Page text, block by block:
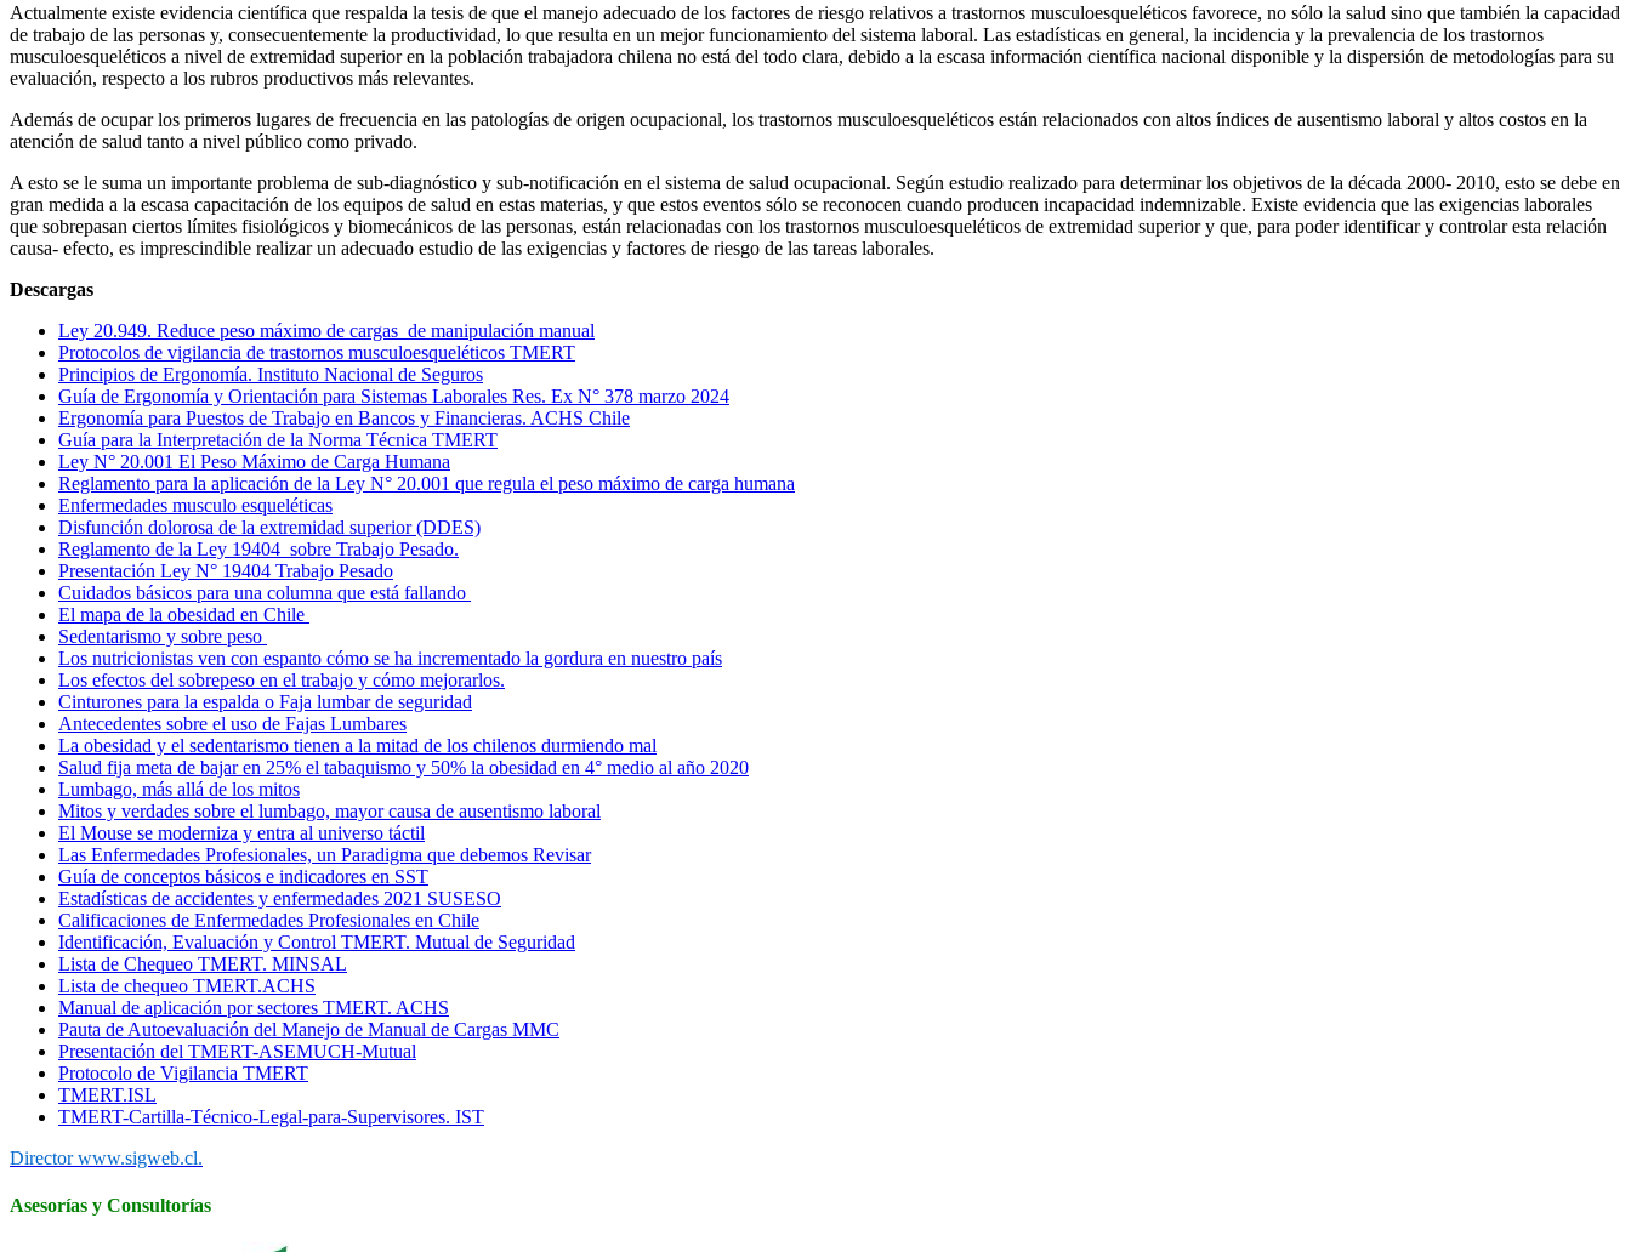
Actualmente existe evidencia científica que respalda la tesis de que el manejo adecuado de los factores de riesgo relativos a trastornos musculoesqueléticos favorece, no sólo la salud sino que también la capacidad
de trabajo de las personas y, consecuentemente la productividad, lo que resulta en un mejor funcionamiento del sistema laboral. Las estadísticas en general, la incidencia y la prevalencia de los trastornos
musculoesqueléticos a nivel de extremidad superior en la población trabajadora chilena no está del todo clara, debido a la escasa información científica nacional disponible y la dispersión de metodologías para su
evaluación, respecto a los rubros productivos más relevantes.
Además de ocupar los primeros lugares de frecuencia en las patologías de origen ocupacional, los trastornos musculoesqueléticos están relacionados con altos índices de ausentismo laboral y altos costos en la
atención de salud tanto a nivel público como privado.
A esto se le suma un importante problema de sub-diagnóstico y sub-notificación en el sistema de salud ocupacional. Según estudio realizado para determinar los objetivos de la década 2000- 2010, esto se debe en
gran medida a la escasa capacitación de los equipos de salud en estas materias, y que estos eventos sólo se reconocen cuando producen incapacidad indemnizable. Existe evidencia que las exigencias laborales
que sobrepasan ciertos límites fisiológicos y biomecánicos de las personas, están relacionadas con los trastornos musculoesqueléticos de extremidad superior y que, para poder identificar y controlar esta relación
causa- efecto, es imprescindible realizar un adecuado estudio de las exigencias y factores de riesgo de las tareas laborales.
Descargas
Ley 20.949. Reduce peso máximo de cargas de manipulación manual
Protocolos de vigilancia de trastornos musculoesqueléticos TMERT
Principios de Ergonomía. Instituto Nacional de Seguros
Guía de Ergonomía y Orientación para Sistemas Laborales Res. Ex N° 378 marzo 2024
Ergonomía para Puestos de Trabajo en Bancos y Financieras. ACHS Chile
Guía para la Interpretación de la Norma Técnica TMERT
Ley N° 20.001 El Peso Máximo de Carga Humana
Reglamento para la aplicación de la Ley N° 20.001 que regula el peso máximo de carga humana
Enfermedades musculo esqueléticas
Disfunción dolorosa de la extremidad superior (DDES)
Reglamento de la Ley 19404 sobre Trabajo Pesado.
Presentación Ley N° 19404 Trabajo Pesado
Cuidados básicos para una columna que está fallando
El mapa de la obesidad en Chile
Sedentarismo y sobre peso
Los nutricionistas ven con espanto cómo se ha incrementado la gordura en nuestro país
Los efectos del sobrepeso en el trabajo y cómo mejorarlos.
Cinturones para la espalda o Faja lumbar de seguridad
Antecedentes sobre el uso de Fajas Lumbares
La obesidad y el sedentarismo tienen a la mitad de los chilenos durmiendo mal
Salud fija meta de bajar en 25% el tabaquismo y 50% la obesidad en 4° medio al año 2020
Lumbago, más allá de los mitos
Mitos y verdades sobre el lumbago, mayor causa de ausentismo laboral
El Mouse se moderniza y entra al universo táctil
Las Enfermedades Profesionales, un Paradigma que debemos Revisar
Guía de conceptos básicos e indicadores en SST
Estadísticas de accidentes y enfermedades 2021 SUSESO
Calificaciones de Enfermedades Profesionales en Chile
Identificación, Evaluación y Control TMERT. Mutual de Seguridad
Lista de Chequeo TMERT. MINSAL
Lista de chequeo TMERT.ACHS
Manual de aplicación por sectores TMERT. ACHS
Pauta de Autoevaluación del Manejo de Manual de Cargas MMC
Presentación del TMERT-ASEMUCH-Mutual
Protocolo de Vigilancia TMERT
TMERT.ISL
TMERT-Cartilla-Técnico-Legal-para-Supervisores. IST
Director www.sigweb.cl.
Asesorías y Consultorías